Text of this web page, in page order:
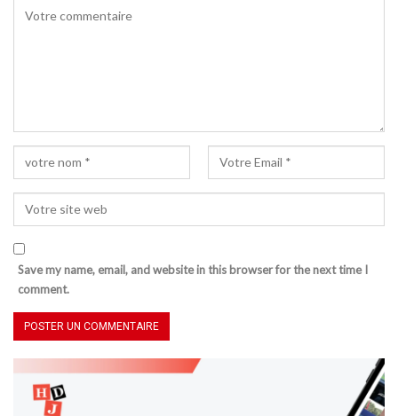
Save my name, email, and website in this browser for the next time I
comment.